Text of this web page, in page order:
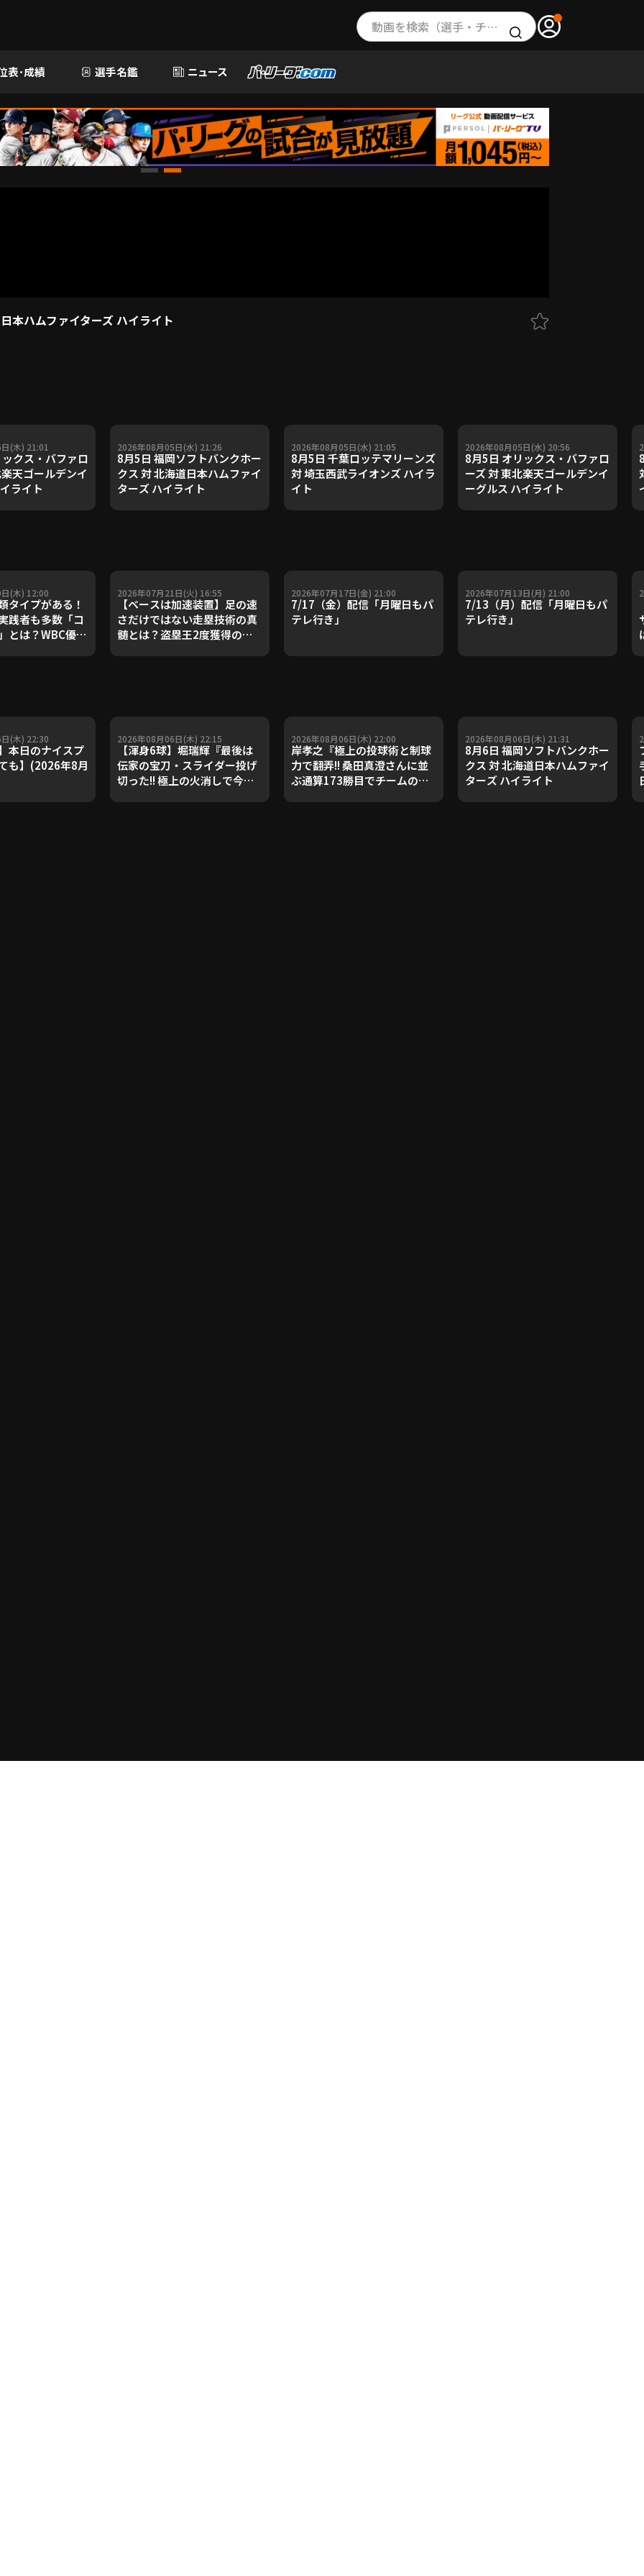
動画を検索（選手・チーム・プレー内容…）
表･成績 選手名鑑 ニュース
本ハムファイターズ ハイライト
(木) 21:01
クス・バファロ
天ゴールデンイ
ライト
2026年08月05日(水) 21:26
8月5日 福岡ソフトバンクホー
クス 対 北海道日本ハムファイ
ターズ ハイライト
2026年08月05日(水) 21:05
8月5日 千葉ロッテマリーンズ
対 埼玉西武ライオンズ ハイラ
イト
2026年08月05日(水) 20:56
8月5日 オリックス・バファロ
ーズ 対 東北楽天ゴールデンイ
ーグルス ハイライト
(木) 12:00
タイプがある！
践者も多数「コ
とは？WBC優勝
2026年07月21日(火) 16:55
【ベースは加速装置】足の速
さだけではない走塁技術の真
髄とは？盗塁王2度獲得の金
2026年07月17日(金) 21:00
7/17（金）配信「月曜日もパ
テレ行き」
2026年07月13日(月) 21:00
7/13（月）配信「月曜日もパ
テレ行き」
(木) 22:30
本日のナイスプ
も】(2026年8月
2026年08月06日(木) 22:15
【渾身6球】堀瑞輝『最後は
伝家の宝刀・スライダー投げ
切った!! 極上の火消しで今季3
2026年08月06日(木) 22:00
岸孝之『極上の投球術と制球
力で翻弄!! 桑田真澄さんに並
ぶ通算173勝目でチームの連
2026年08月06日(木) 21:31
8月6日 福岡ソフトバンクホー
クス 対 北海道日本ハムファイ
ターズ ハイライト